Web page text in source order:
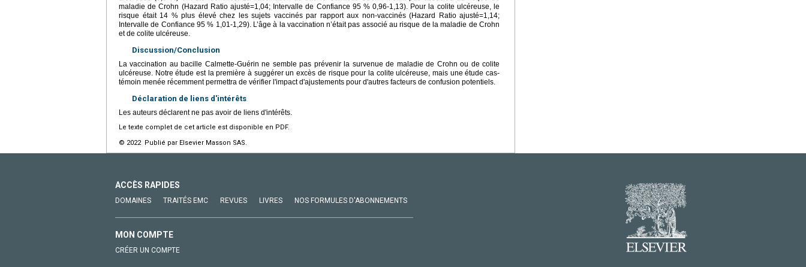
maladie de Crohn (Hazard Ratio ajusté=1,04; Intervalle de Confiance 95 % 0,96-1,13). Pour la colite ulcéreuse, le
risque était 14 % plus élevé chez les sujets vaccinés par rapport aux non-vaccinés (Hazard Ratio ajusté=1,14;
Intervalle de Confiance 95 % 1,01-1,29). L’âge à la vaccination n’était pas associé au risque de la maladie de Crohn
et de colite ulcéreuse.
Discussion/Conclusion
La vaccination au bacille Calmette-Guérin ne semble pas prévenir la survenue de maladie de Crohn ou de colite
ulcéreuse. Notre étude est la première à suggérer un excès de risque pour la colite ulcéreuse, mais une étude cas-
témoin menée récemment permettra de vérifier l'impact d'ajustements pour d'autres facteurs de confusion potentiels.
Déclaration de liens d'intérêts
Les auteurs déclarent ne pas avoir de liens d'intérêts.
Le texte complet de cet article est disponible en PDF.
© 2022 Publié par Elsevier Masson SAS.
ACCÈS RAPIDES
DOMAINES TRAITÉS EMC REVUES LIVRES NOS FORMULES D'ABONNEMENTS
MON COMPTE
CRÉER UN COMPTE